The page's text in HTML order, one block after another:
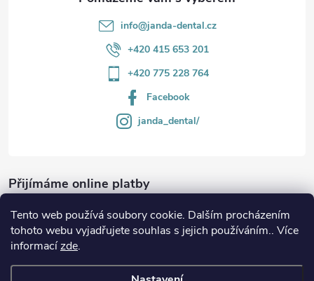
Tento web používá soubory cookie. Dalším procházením
tohoto webu vyjadřujete souhlas s jejich používáním.. Více
informacízde.
info@janda-dental.cz
+420 415 653 201
+420 775 228 764
Facebook
janda_dental/
Přijímáme online platby